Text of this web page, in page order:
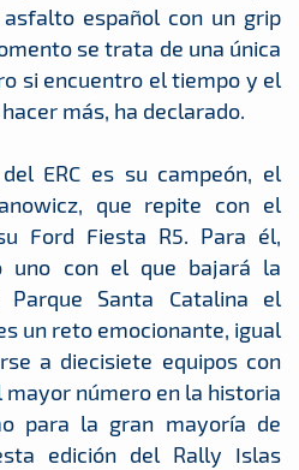
español con un grip
se trata de una única
si encuentro el tiempo y el
más, ha declarado.
ERC es su campeón, el
que repite con el
Ford Fiesta R5. Para él,
uno con el que bajará la
Santa Catalina el
un reto emocionante, igual
a diecisiete equipos con
mayor número en la historia
para la gran mayoría de
edición del Rally Islas